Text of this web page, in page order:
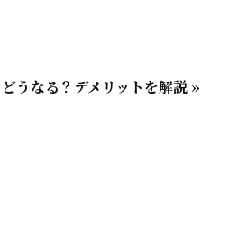
うなる？デメリットを解説 »